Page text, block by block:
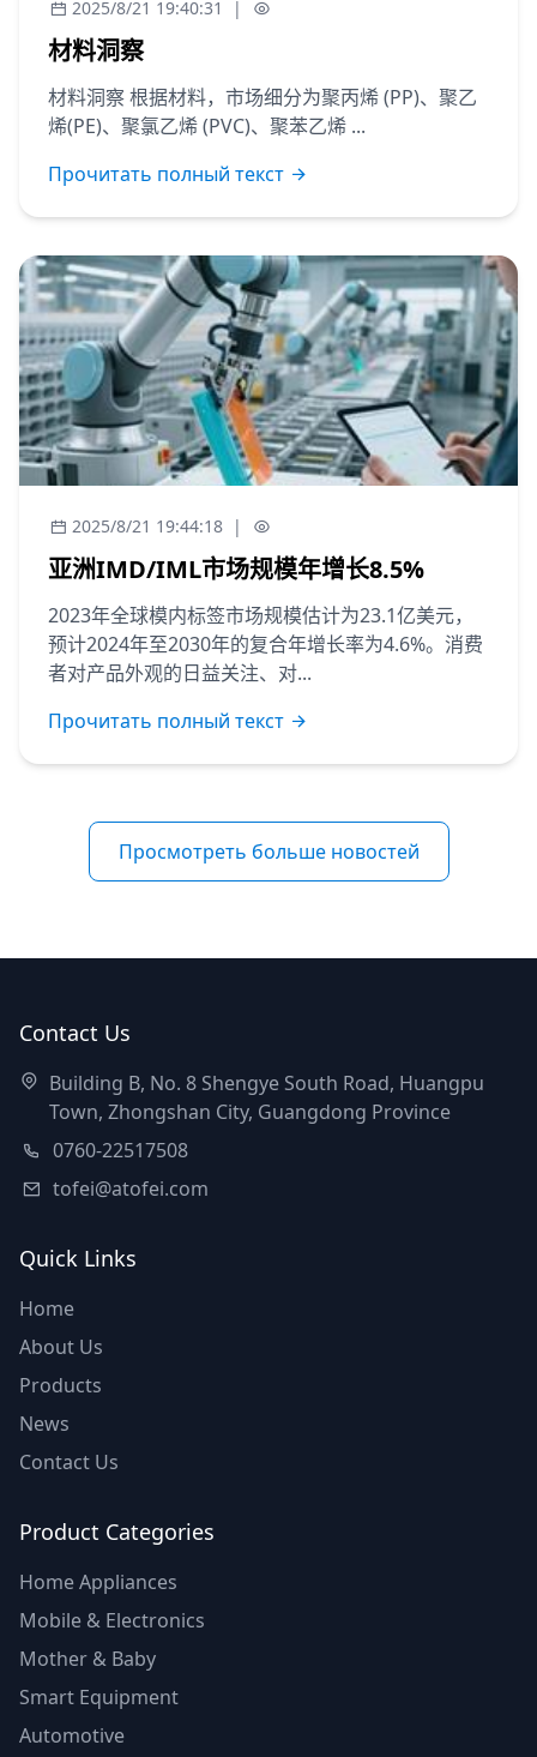
2025/8/21 19:40:31 |
材料洞察
材料洞察 根据材料，市场细分为聚丙烯 (PP)、聚乙
烯(PE)、聚氯乙烯 (PVC)、聚苯乙烯 ...
Прочитать полный текст
2025/8/21 19:44:18 |
亚洲IMD/IML市场规模年增长8.5%
2023年全球模内标签市场规模估计为23.1亿美元，
预计2024年至2030年的复合年增长率为4.6%。消费
者对产品外观的日益关注、对...
Прочитать полный текст
Просмотреть больше новостей
Contact Us
Building B, No. 8 Shengye South Road, Huangpu
Town, Zhongshan City, Guangdong Province
0760-22517508
tofei@atofei.com
Quick Links
Home
About Us
Products
News
Contact Us
Product Categories
Home Appliances
Mobile & Electronics
Mother & Baby
Smart Equipment
Automotive